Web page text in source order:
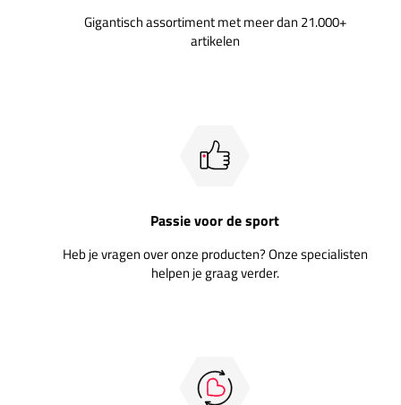
Gigantisch assortiment met meer dan 21.000+
artikelen
Passie voor de sport
Heb je vragen over onze producten? Onze specialisten
helpen je graag verder.